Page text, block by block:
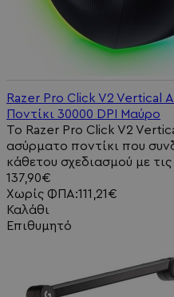
Razer Pro Click V2 Vertical
Ποντίκι 30000 DPI Μαύρο
Το Razer Pro Click V2
ασύρματο ποντίκι που
κάθετου σχεδιασμού με
137,90€
Χωρίς ΦΠΑ:111,21€
Καλάθι
Επιθυμητό